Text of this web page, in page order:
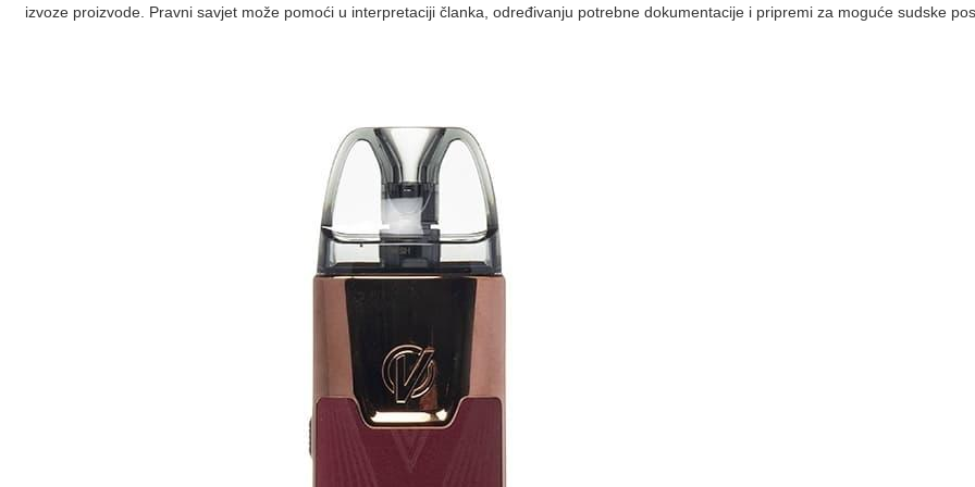
izvoze proizvode. Pravni savjet može pomoći u interpretaciji članka, određivanju potrebne dokumentacije i pripremi za moguće sudske